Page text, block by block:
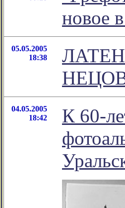
новое
05.05.2005
18:38
04.05.2005
18:42
К 60-